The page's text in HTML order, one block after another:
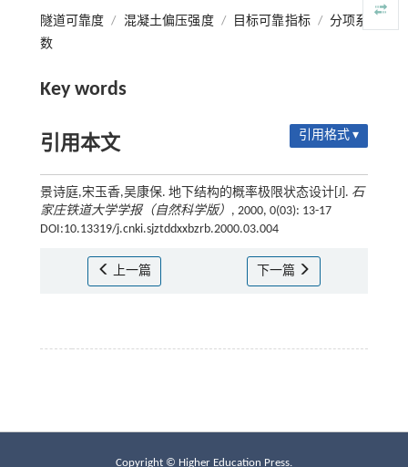
隧道可靠度 / 混凝土偏压强度 / 目标可靠指标 / 分项系
数
Key words
引用本文 引用格式 ▾
景诗庭,宋玉香,吴康保. 地下结构的概率极限状态设计[J]. 石
家庄铁道大学学报（自然科学版） , 2000, 0(03): 13-17
DOI:10.13319/j.cnki.sjztddxxbzrb.2000.03.004
上一篇 下一篇
Copyright © Higher Education Press.